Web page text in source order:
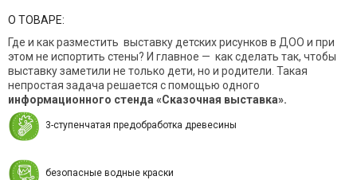
О ТОВАРЕ:
Где и как разместить выставку детских рисунков в ДОО и при
этом не испортить стены? И главное — как сделать так, чтобы
выставку заметили не только дети, но и родители. Такая
непростая задача решается с помощью одного
информационного стенда «Сказочная выставка».
3-ступенчатая предобработка древесины
безопасные водные краски